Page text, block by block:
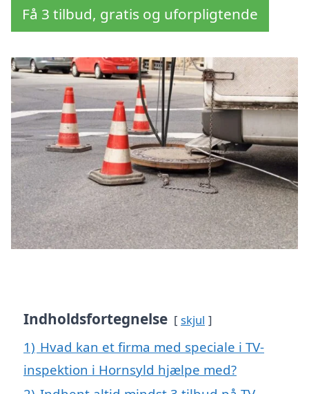
Få 3 tilbud, gratis og uforpligtende
Indholdsfortegnelse skjul
1) Hvad kan et firma med speciale i TV-
inspektion i Hornsyld hjælpe med?